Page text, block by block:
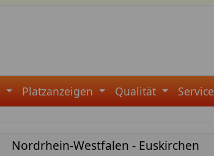
Platzanzeigen Qualität Service
Nordrhein-Westfalen - Euskirchen